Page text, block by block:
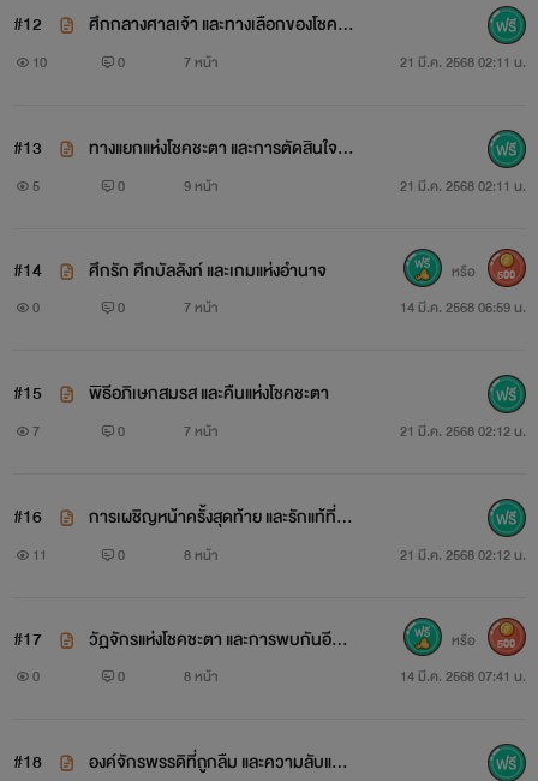
#12
ศึกกลางศาลเจ้า และทางเลือกของโชคชะ
ตา
10 0 7 หน้า 21 มี.ค. 2568 02:11 น.
#13
ทางแยกแห่งโชคชะตา และการตัดสินใจที่ไ
ม่มีวันย้อนคืน
5 0 9 หน้า 21 มี.ค. 2568 02:11 น.
#14 ศึกรัก ศึกบัลลังก์ และเกมแห่งอำนาจ
0 0 7 หน้า 14 มี.ค. 2568 06:59 น.
หรือ 500
#15 พิธีอภิเษกสมรส และคืนแห่งโชคชะตา
7 0 7 หน้า 21 มี.ค. 2568 02:12 น.
#16
การเผชิญหน้าครั้งสุดท้าย และรักแท้ที่ไม่
อาจพรากจากกัน
11 0 8 หน้า 21 มี.ค. 2568 02:12 น.
#17
วัฏจักรแห่งโชคชะตา และการพบกันอีกค
รั้ง
0 0 8 หน้า 14 มี.ค. 2568 07:41 น.
หรือ 500
#18
องค์จักรพรรดิที่ถูกลืม และความลับแห่งเ